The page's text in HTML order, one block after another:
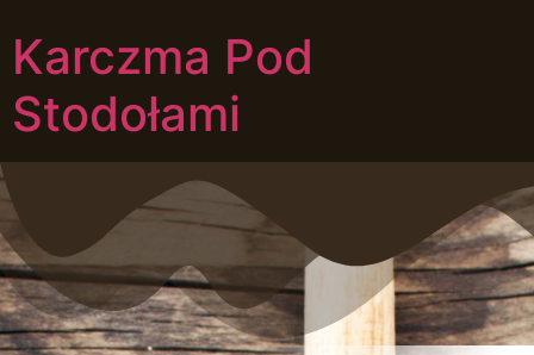
Karczma Pod
Stodołami
Dania na dowóz, pizza, jedzenie, imprezy
okolicznościowe
Galeria